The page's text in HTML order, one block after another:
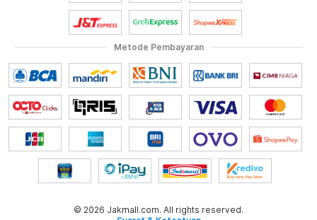
Metode Pembayaran
© 2026 Jakmall.com. All rights reserved.